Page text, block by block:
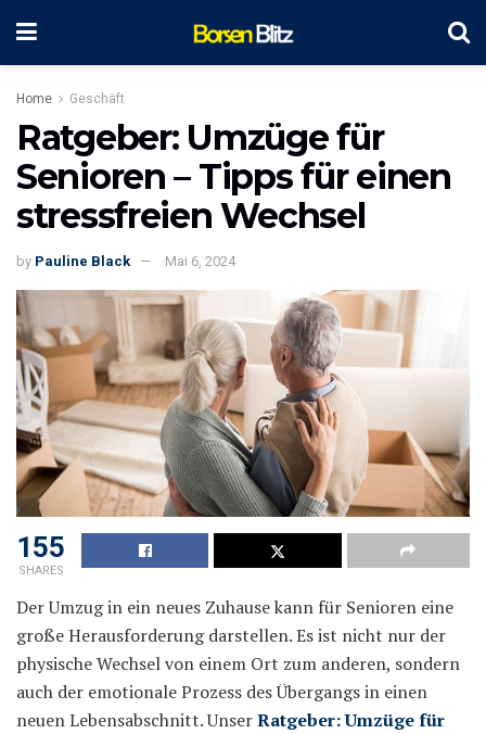
Home Geschäft
Ratgeber: Umzüge für
Senioren – Tipps für einen
stressfreien Wechsel
by Pauline Black Mai 6, 2024
155
SHARES
Der Umzug in ein neues Zuhause kann für Senioren eine
große Herausforderung darstellen. Es ist nicht nur der
physische Wechsel von einem Ort zum anderen, sondern
auch der emotionale Prozess des Übergangs in einen
neuen Lebensabschnitt. UnserRatgeber: Umzüge für